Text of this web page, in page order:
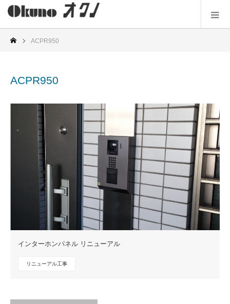
ACPR950
ACPR950
インターホンパネル リニューアル
リニューアル工事